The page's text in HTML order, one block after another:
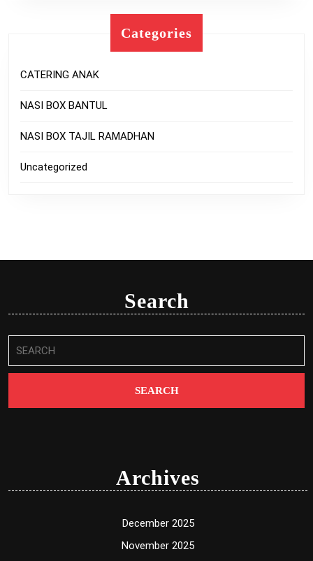
Categories
CATERING ANAK
NASI BOX BANTUL
NASI BOX TAJIL RAMADHAN
Uncategorized
Search
for:
Archives
December 2025
November 2025